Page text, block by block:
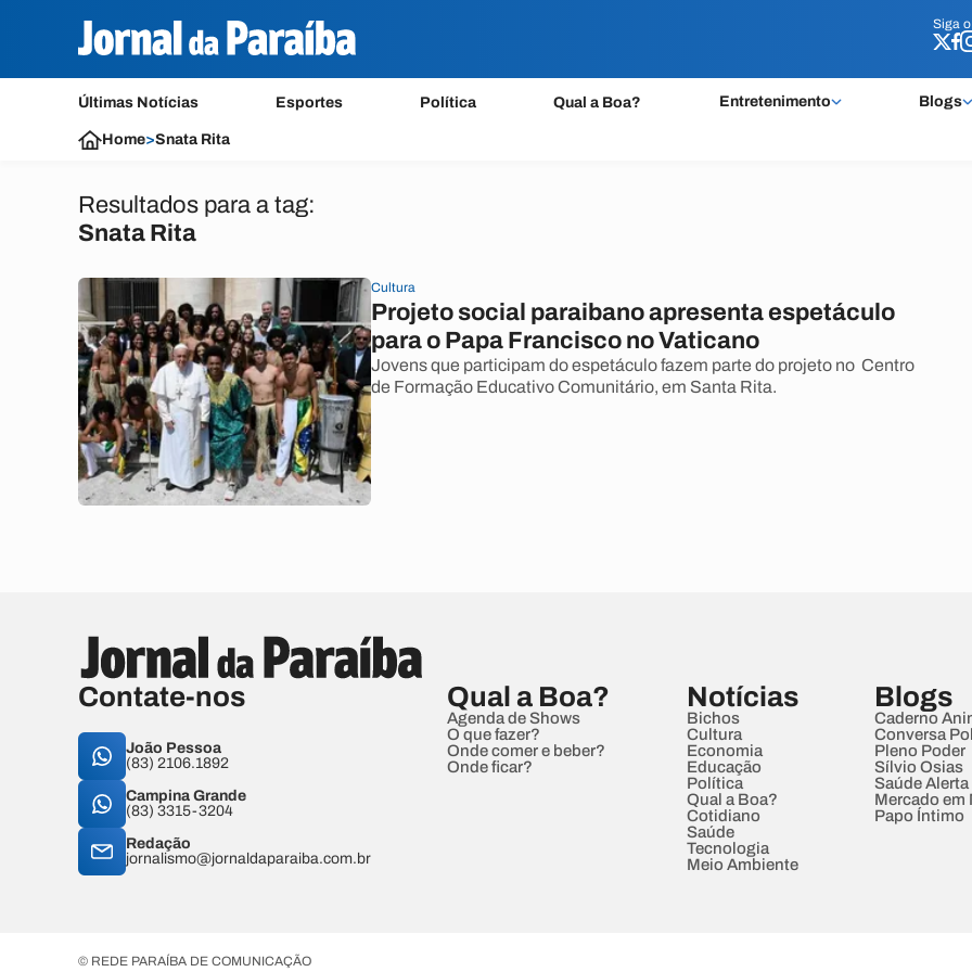
Siga o
Últimas Notícias Esportes Política Qual a Boa? Entretenimento Blogs
Siga o
Home>Snata Rita
Resultados para a tag:
Snata Rita
Cultura
Projeto social paraibano apresenta espetáculo
para o Papa Francisco no Vaticano
Jovens que participam do espetáculo fazem parte do projeto no Centro
de Formação Educativo Comunitário, em Santa Rita.
Contate-nos
João Pessoa
(83) 2106.1892
Campina Grande
(83) 3315-3204
Redação
jornalismo@jornaldaparaiba.com.br
Qual a Boa?
Agenda de Shows
O que fazer?
Onde comer e beber?
Onde ficar?
Notícias
Bichos
Cultura
Economia
Educação
Política
Qual a Boa?
Cotidiano
Saúde
Tecnologia
Meio Ambiente
Blogs
Caderno
Conversa
Pleno Poder
Sílvio Osias
Saúde Alerta
Mercado em
Papo Íntimo
© REDE PARAÍBA DE COMUNICAÇÃO